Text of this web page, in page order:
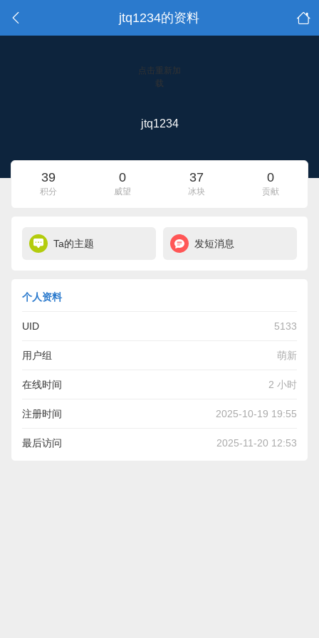
jtq1234的资料
点击重新加
载
jtq1234
39
积分
0
威望
37
冰块
0
贡献
Ta的主题 发短消息
个人资料
UID 5133
用户组 萌新
在线时间 2 小时
注册时间 2025-10-19 19:55
最后访问 2025-11-20 12:53